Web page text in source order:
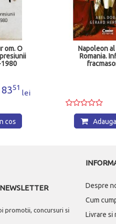
III lea si
73 lei
in cos
Insemnari
promotii, concursuri si
Despre
Cum
Livrare si